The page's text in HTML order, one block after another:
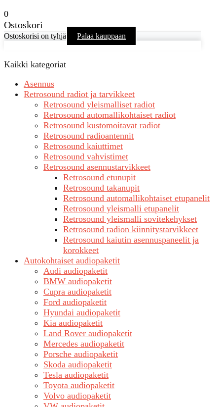
0
Ostoskori
Ostoskorisi on tyhjä Palaa kauppaan
Kaikki kategoriat
Asennus
Retrosound radiot ja tarvikkeet
Retrosound yleismalliset radiot
Retrosound automallikohtaiset radiot
Retrosound kustomoitavat radiot
Retrosound radioantennit
Retrosound kaiuttimet
Retrosound vahvistimet
Retrosound asennustarvikkeet
Retrosound etunupit
Retrosound takanupit
Retrosound automallikohtaiset etupanelit
Retrosound yleismalli etupanelit
Retrosound yleismalli sovitekehykset
Retrosound radion kiinnitystarvikkeet
Retrosound kaiutin asennuspaneelit ja
korokkeet
Autokohtaiset audiopaketit
Audi audiopaketit
BMW audiopaketit
Cupra audiopaketit
Ford audiopaketit
Hyundai audiopaketit
Kia audiopaketit
Land Rover audiopaketit
Mercedes audiopaketit
Porsche audiopaketit
Skoda audiopaketit
Tesla audiopaketit
Toyota audiopaketit
Volvo audiopaketit